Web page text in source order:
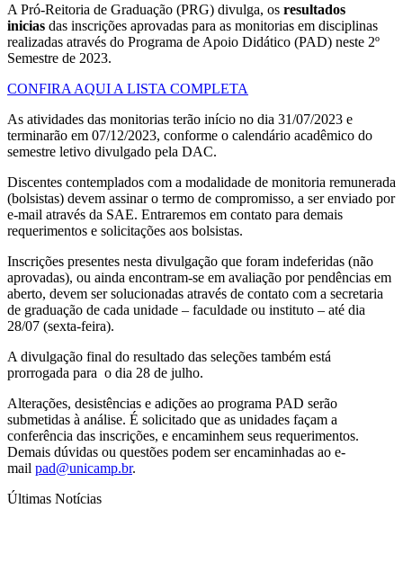
A Pró-Reitoria de Graduação (PRG) divulga, os resultados
inicias das inscrições aprovadas para as monitorias em disciplinas
realizadas através do Programa de Apoio Didático (PAD) neste 2º
Semestre de 2023.
CONFIRA AQUI A LISTA COMPLETA
As atividades das monitorias terão início no dia 31/07/2023 e
terminarão em 07/12/2023, conforme o calendário acadêmico do
semestre letivo divulgado pela DAC.
Discentes contemplados com a modalidade de monitoria remunerada
(bolsistas) devem assinar o termo de compromisso, a ser enviado por
e-mail através da SAE. Entraremos em contato para demais
requerimentos e solicitações aos bolsistas.
Inscrições presentes nesta divulgação que foram indeferidas (não
aprovadas), ou ainda encontram-se em avaliação por pendências em
aberto, devem ser solucionadas através de contato com a secretaria
de graduação de cada unidade – faculdade ou instituto – até dia
28/07 (sexta-feira).
A divulgação final do resultado das seleções também está
prorrogada para o dia 28 de julho.
Alterações, desistências e adições ao programa PAD serão
submetidas à análise. É solicitado que as unidades façam a
conferência das inscrições, e encaminhem seus requerimentos.
Demais dúvidas ou questões podem ser encaminhadas ao e-
mail pad@unicamp.br.
Últimas Notícias